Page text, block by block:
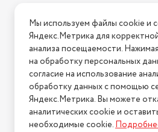
Условия
Нашли ошибку на сайте?
2026 © Интернет-магазин
Политика
Мы используем файлы cookie и
Яндекс.Метрика для
анализа посещаемости.
на обработку персональных
согласие на использование
обработку данных с помощью
Яндекс.Метрика. Вы можете
аналитических cookie и
необходимые cookie.